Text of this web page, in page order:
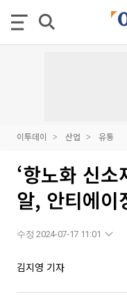
이투데이 산업 유통
‘항노화 신소
알, 안티에이
수정 2024-07-17 11:01
김지영 기자